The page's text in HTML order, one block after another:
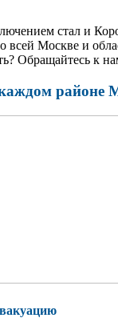
стал и
всей Москве и
Обращайтесь к
районе